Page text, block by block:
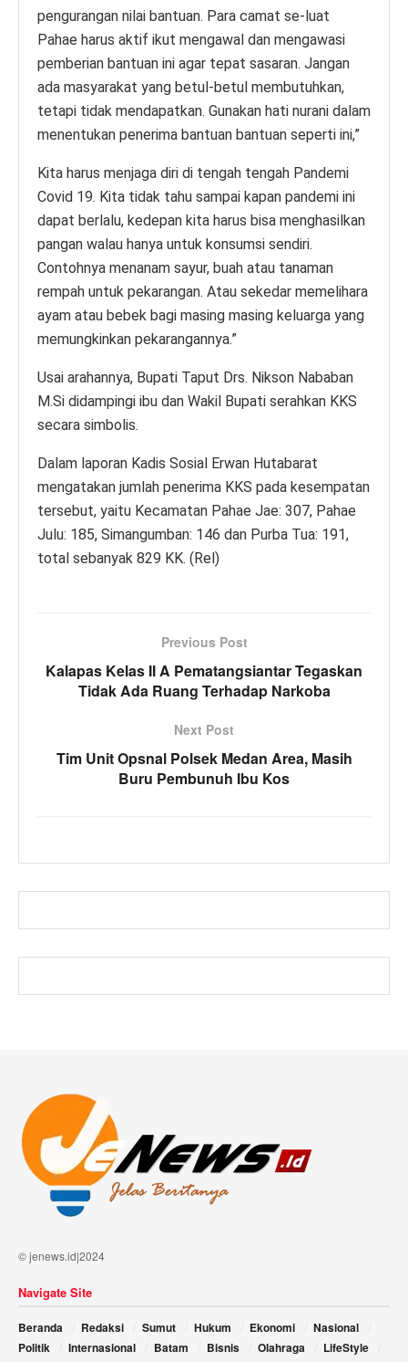
pengurangan nilai bantuan. Para camat se-luat
Pahae harus aktif ikut mengawal dan mengawasi
pemberian bantuan ini agar tepat sasaran. Jangan
ada masyarakat yang betul-betul membutuhkan,
tetapi tidak mendapatkan. Gunakan hati nurani dalam
menentukan penerima bantuan bantuan seperti ini,”
Kita harus menjaga diri di tengah tengah Pandemi
Covid 19. Kita tidak tahu sampai kapan pandemi ini
dapat berlalu, kedepan kita harus bisa menghasilkan
pangan walau hanya untuk konsumsi sendiri.
Contohnya menanam sayur, buah atau tanaman
rempah untuk pekarangan. Atau sekedar memelihara
ayam atau bebek bagi masing masing keluarga yang
memungkinkan pekarangannya.”
Usai arahannya, Bupati Taput Drs. Nikson Nababan
M.Si didampingi ibu dan Wakil Bupati serahkan KKS
secara simbolis.
Dalam laporan Kadis Sosial Erwan Hutabarat
mengatakan jumlah penerima KKS pada kesempatan
tersebut, yaitu Kecamatan Pahae Jae: 307, Pahae
Julu: 185, Simangumban: 146 dan Purba Tua: 191,
total sebanyak 829 KK. (Rel)
Previous Post
Kalapas Kelas II A Pematangsiantar Tegaskan
Tidak Ada Ruang Terhadap Narkoba
Next Post
Tim Unit Opsnal Polsek Medan Area, Masih
Buru Pembunuh Ibu Kos
© jenews.id|2024
Navigate Site
Beranda Redaksi Sumut Hukum Ekonomi
Nasional
Politik
Internasional Batam Bisnis Olahraga
LifeStyle